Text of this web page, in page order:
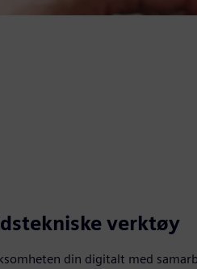
verktøy
din digitalt med